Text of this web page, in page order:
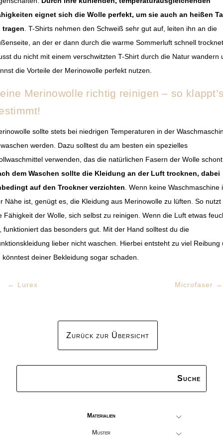
eignet sich die Wolle perfekt, um sie auch an heißen
tragen . T-Shirts nehmen den Schweiß sehr gut auf, leiten ihn an die
an der er dann durch die warme Sommerluft schnell
du nicht mit einem verschwitzten T-Shirt durch die Natur wandern
die Vorteile der Merinowolle perfekt nutzen.
Merinowolle richtig reinigen – so
sollte stets bei niedrigen Temperaturen in der
werden. Dazu solltest du am besten ein spezielles
verwenden, das die natürlichen Fasern der Wolle
dem Waschen sollte die Kleidung an der Luft trocknen, dabei
auf den Trockner verzichten . Wenn keine Waschmaschine
Nähe ist, genügt es, die Kleidung aus Merinowolle zu lüften. So nutzt
Fähigkeit der Wolle, sich selbst zu reinigen. Wenn die Luft etwas
funktioniert das besonders gut. Mit der Hand solltest du die
lieber nicht waschen. Hierbei entsteht zu viel Reibung
könntest deiner Bekleidung sogar schaden.
← Lurex Microfaser →
Zurück zur Übersicht
Materialien
Muster